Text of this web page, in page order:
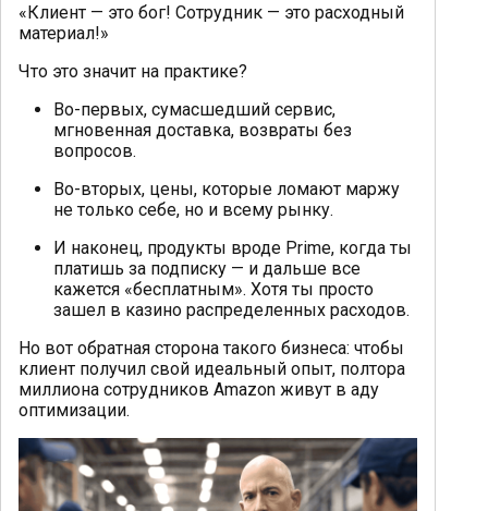
«Клиент — это бог! Сотрудник — это расходный
материал!»
Что это значит на практике?
Во-первых, сумасшедший сервис,
мгновенная доставка, возвраты без
вопросов.
Во-вторых, цены, которые ломают маржу
не только себе, но и всему рынку.
И наконец, продукты вроде Prime, когда ты
платишь за подписку — и дальше все
кажется «бесплатным». Хотя ты просто
зашел в казино распределенных расходов.
Но вот обратная сторона такого бизнеса: чтобы
клиент получил свой идеальный опыт, полтора
миллиона сотрудников Amazon живут в аду
оптимизации.